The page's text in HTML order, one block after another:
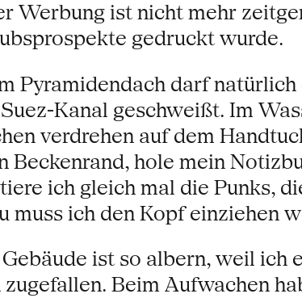
Werbung ist nicht mehr
gedruckt wurde.
Pyramidendach darf
Kanal geschweißt. Im
verdrehen auf dem
Beckenrand, hole mein
ich gleich mal die Punks,
muss ich den Kopf einziehen
Gebäude ist so albern, weil
zugefallen. Beim Aufwachen